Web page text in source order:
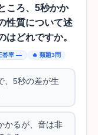
ころ、5秒かか
性質について述
はどれですか。
答率 — 🔥 類題3問
、5秒の差が生
かるが、音は非